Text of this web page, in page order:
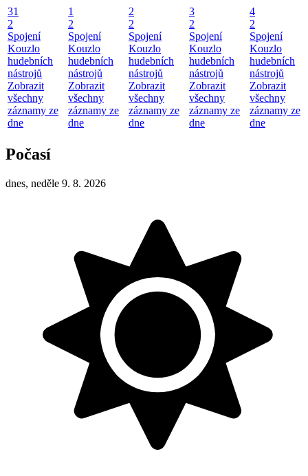
31
2
Spojení
Kouzlo
hudebních
nástrojů
Zobrazit
všechny
záznamy ze
dne
1
2
Spojení
Kouzlo
hudebních
nástrojů
Zobrazit
všechny
záznamy ze
dne
2
2
Spojení
Kouzlo
hudebních
nástrojů
Zobrazit
všechny
záznamy ze
dne
3
2
Spojení
Kouzlo
hudebních
nástrojů
Zobrazit
všechny
záznamy ze
dne
4
2
Spojení
Kouzlo
hudebních
nástrojů
Zobrazit
všechny
záznamy ze
dne
Počasí
dnes, neděle 9. 8. 2026